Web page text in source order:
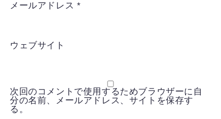
メールアドレス *
ウェブサイト
次回のコメントで使用するためブラウザーに自
分の名前、メールアドレス、サイトを保存す
る。